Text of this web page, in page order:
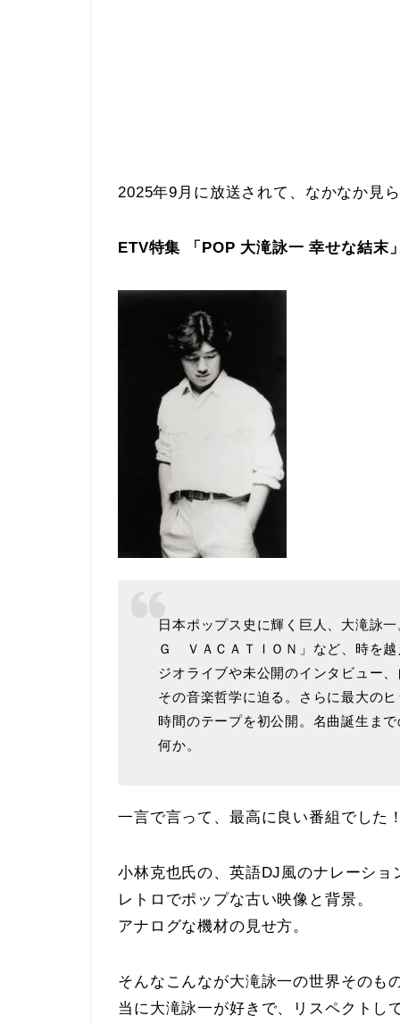
2025年9月に放送されて、なかなか見
ETV特集 「POP 大滝詠一 幸せな結末
日本ポップス史に輝く巨人、大滝詠
Ｇ ＶＡＣＡＴＩＯＮ」など、時を
ジオライブや未公開のインタビュー
その音楽哲学に迫る。さらに最大の
時間のテープを初公開。名曲誕生ま
何か。
一言で言って、最高に良い番組でした
小林克也氏の、英語DJ風のナレーショ
レトロでポップな古い映像と背景。
アナログな機材の見せ方。
そんなこんなが大滝詠一の世界そのも
当に大滝詠一が好きで、リスペクトし